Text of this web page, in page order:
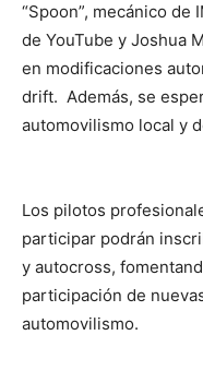
“Spoon”, mecánico
de YouTube y Joshua
en modificaciones
drift. Además, se
automovilismo local y
Los pilotos
participar podrán
y autocross,
participación de
automovilismo.